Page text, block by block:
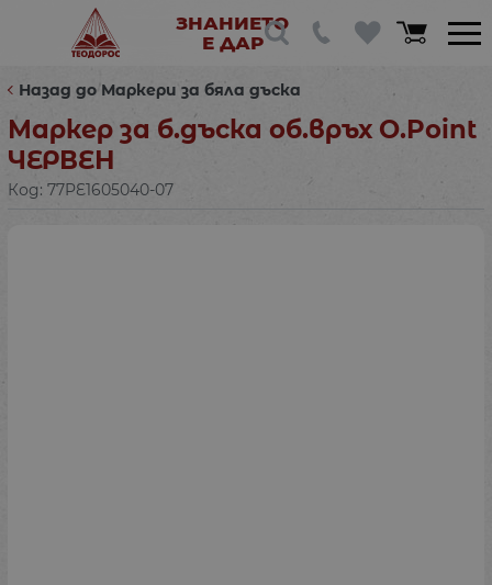
ЗНАНИЕТО
Е ДАР
Назад до Маркери за бяла дъска
Маркер за б.дъска об.връх O.Point
ЧЕРВЕН
Код: 77PE1605040-07